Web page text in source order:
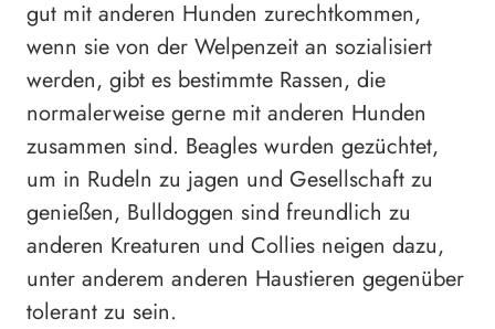
gut mit anderen Hunden zurechtkommen,
wenn sie von der Welpenzeit an sozialisiert
werden, gibt es bestimmte Rassen, die
normalerweise gerne mit anderen Hunden
zusammen sind. Beagles wurden gezüchtet,
um in Rudeln zu jagen und Gesellschaft zu
genießen, Bulldoggen sind freundlich zu
anderen Kreaturen und Collies neigen dazu,
unter anderem anderen Haustieren gegenüber
tolerant zu sein.